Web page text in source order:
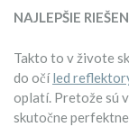
NAJLEPŠIE
Takto to v živote
do očíled
oplatí. Pretože sú
skutočne